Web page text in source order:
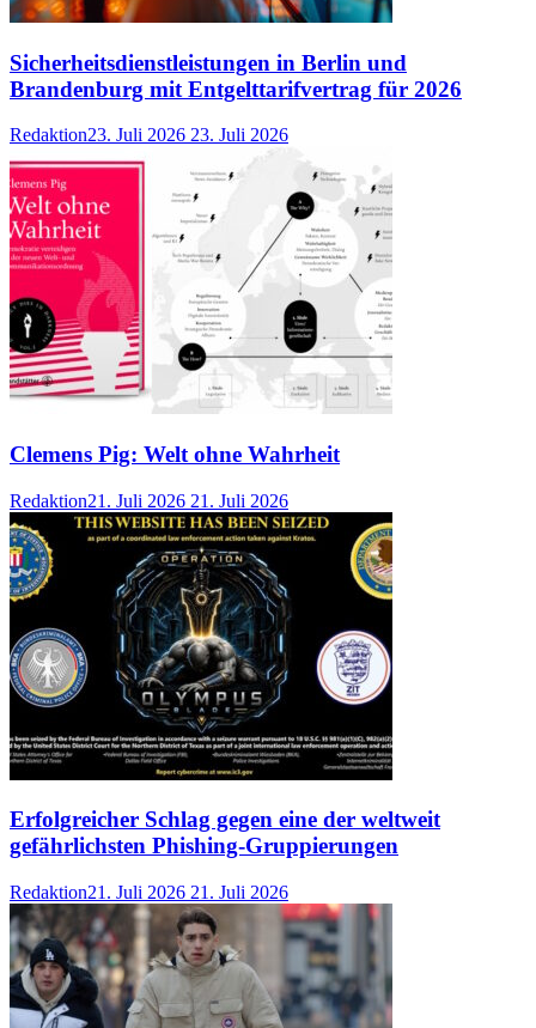
Sicherheitsdienstleistungen in Berlin und
Brandenburg mit Entgelttarifvertrag für 2026
Redaktion23. Juli 2026 23. Juli 2026
Clemens Pig: Welt ohne Wahrheit
Redaktion21. Juli 2026 21. Juli 2026
Erfolgreicher Schlag gegen eine der weltweit
gefährlichsten Phishing-Gruppierungen
Redaktion21. Juli 2026 21. Juli 2026